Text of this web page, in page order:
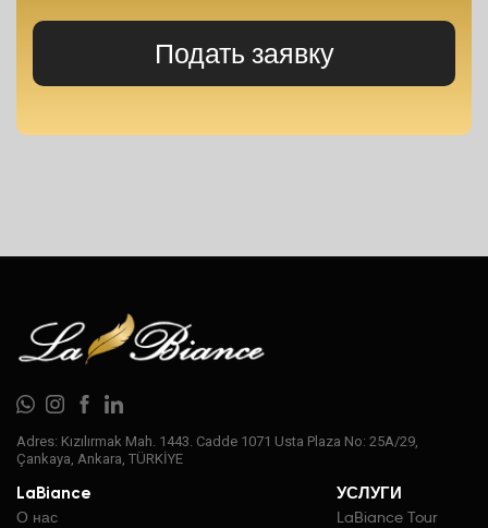
Подать заявку
Adres: Kızılırmak Mah. 1443. Cadde 1071 Usta Plaza No: 25A/29,
Çankaya, Ankara, TÜRKİYE
LaBiance
О нас
УСЛУГИ
LaBiance Tour